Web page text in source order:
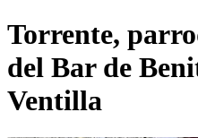
Torrente,
del Bar de
Ventilla